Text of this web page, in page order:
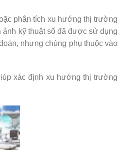
phân tích xu hướng thị trường
kỹ thuật số đã được sử dụng
nhưng chúng phụ thuộc vào
xác định xu hướng thị trường